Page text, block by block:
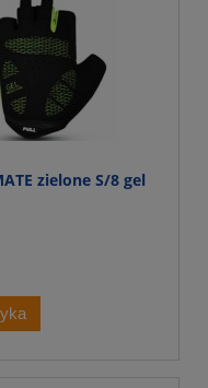
zielone S/8 gel